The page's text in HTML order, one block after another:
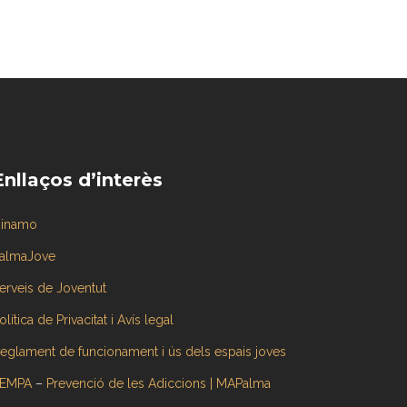
d’interès
de Joventut
de Privacitat i Avís legal
de funcionament i ús dels espais joves
– Prevenció de les Adiccions | MAPalma